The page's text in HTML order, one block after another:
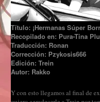
Título: ¡Hermanas Súper
Recopilado en: Pura-Tina
Traducción: Ronan
Corrección: Pzykosis666
Edición: Trein
Autor: Rakko
Y con esto llegamos al final de